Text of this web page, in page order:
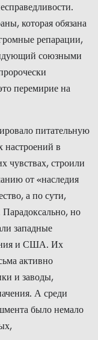
которая обязана
репарации,
союзными
перемирие на
питательную
настроений в
чувствах, строили
от «наследия
а по сути,
но
западные
и США. Их
активно
и заводы,
А среди
было немало